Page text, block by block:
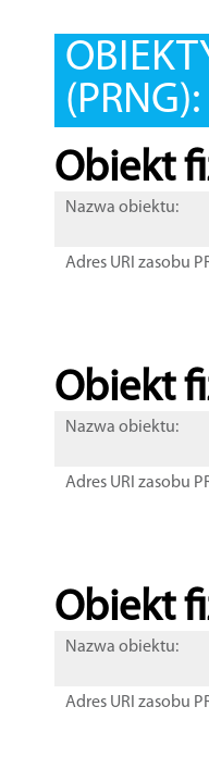
(PRNG):
Obiekt
Nazwa obiektu:
Adres URI zasobu
Obiekt
Nazwa obiektu:
Adres URI zasobu
Obiekt
Nazwa obiektu:
Adres URI zasobu